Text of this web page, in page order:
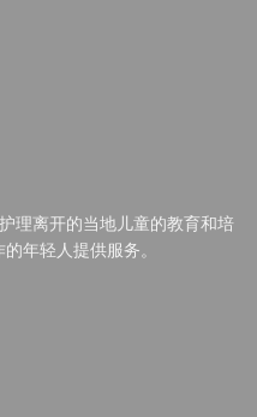
理离开的当地儿童的教育和培
年轻人提供服务。